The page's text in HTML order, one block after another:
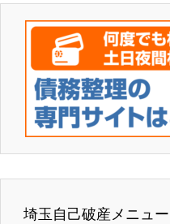
埼玉自己破産メニュー